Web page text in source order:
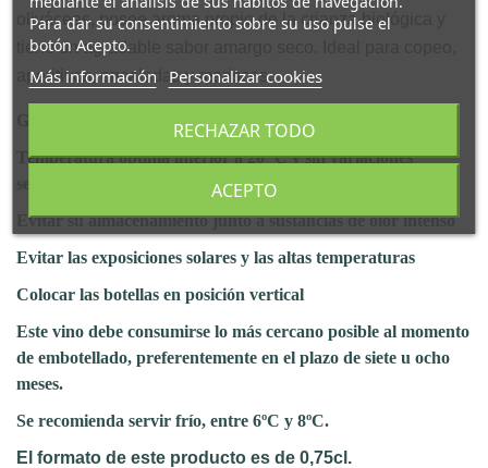
oliváceas, posee aroma propio de la crianza biológica y
tiene un agradable sabor amargo seco. Ideal para copeo,
aperitivos, ensaladas y mariscos.
Guardar en sitio fresco
Temperatura óptima inferior a 20º C y sin variaciones
Evitar su almacenamiento junto a sustancias de olor intenso
Evitar las exposiciones solares y las altas temperaturas
Colocar las botellas en posición vertical
Este vino debe consumirse lo más cercano posible al momento
de embotellado, preferentemente en el plazo de siete u ocho
meses.
Se recomienda servir frío, entre 6ºC y 8ºC.
El formato de este producto es de 0,75cl.
Para dar su consentimiento sobre su uso pulse el
botón Acepto.
Más información Personalizar cookies
RECHAZAR TODO
ACEPTO